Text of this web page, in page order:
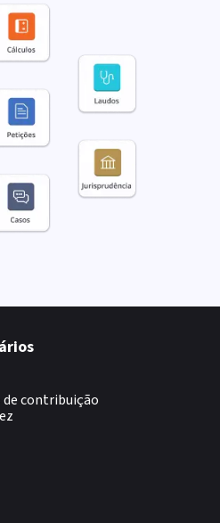
contribuição